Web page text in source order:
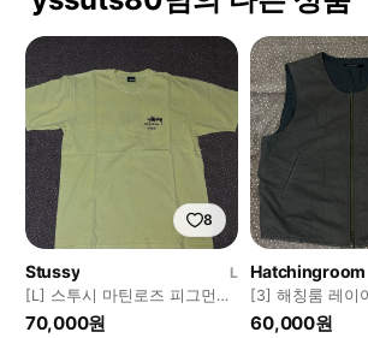
8
Stussy
L
[L] 스투시 마틴로즈 피그먼트
티셔츠 옐로우
70,000원
Hatchingroom
[3] 해칭룸 레이
60,000원